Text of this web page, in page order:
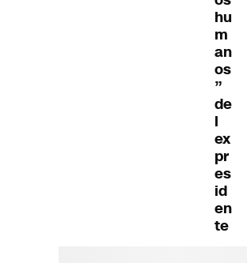
hu
m
an
os
”
de
l
ex
pr
es
id
en
te